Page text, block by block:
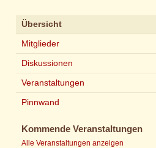
Übersicht
Mitglieder
Diskussionen
Veranstaltungen
Pinnwand
Kommende Veranstaltungen
Alle Veranstaltungen anzeigen